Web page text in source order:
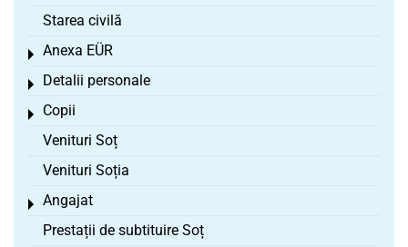
Starea civilă
Anexa EÜR
Toggle menu
Detalii personale
Toggle menu
Copii
Toggle menu
Venituri Soț
Venituri Soția
Angajat
Toggle menu
Prestații de subtituire Soț